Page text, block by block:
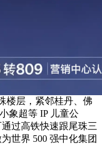
楼层，紧邻桂丹、佛
象超等 IP 儿童公
过高铁快速跟尾珠三
世界 500 强中化集团